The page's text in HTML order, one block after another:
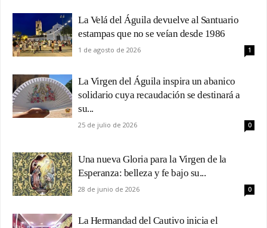
La Velá del Águila devuelve al Santuario
estampas que no se veían desde 1986
1 de agosto de 2026 1
La Virgen del Águila inspira un abanico
solidario cuya recaudación se destinará a
su...
25 de julio de 2026 0
Una nueva Gloria para la Virgen de la
Esperanza: belleza y fe bajo su...
28 de junio de 2026 0
La Hermandad del Cautivo inicia el